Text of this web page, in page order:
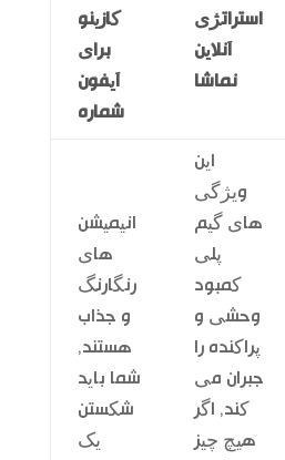
کازینو
برای
آیفون
شماره
استراتژی
آنلاین
نماشا
انیمیشن
های
رنگارنگ
و جذاب
هستند,
شما باید
شکستن
یک
این
ویژگی
های گیم
پلی
کمبود
وحشی و
پراکنده را
جبران می
کند, اگر
هیچ چیز